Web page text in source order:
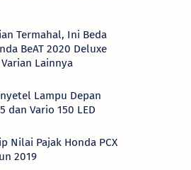
Termahal, Ini Beda
BeAT 2020 Deluxe
Lainnya
Lampu Depan
dan Vario 150 LED
Nilai Pajak Honda PCX
2019